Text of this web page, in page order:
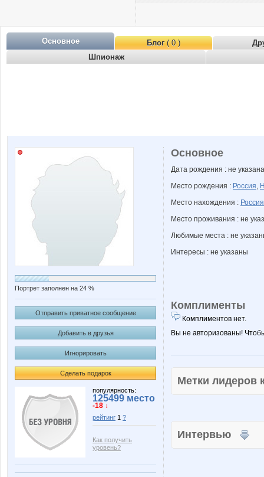
Основное Блог( 0 )
Шпионаж
Портрет заполнен на 24 %
Отправить приватное сообщение
Добавить в друзья
Игнорировать
Сделать подарок
популярность:
125499 место
-18 ↓
рейтинг 1 ?
Как получить
уровень?
Основное
Дата рождения : не указана
Место рождения : Россия,
Место нахождения : Россия
Место проживания : не
Любимые места : не
Интересы : не указаны
Комплименты
Комплиментов нет.
Вы не авторизованы!
Метки
Интервью